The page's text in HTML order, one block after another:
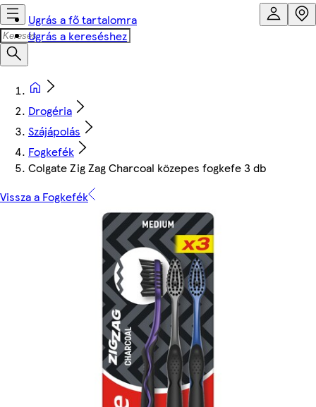
Ugrás a fő tartalomra
Ugrás a kereséshez
Drogéria
Szájápolás
Fogkefék
Colgate Zig Zag Charcoal közepes fogkefe 3 db
Vissza a Fogkefék